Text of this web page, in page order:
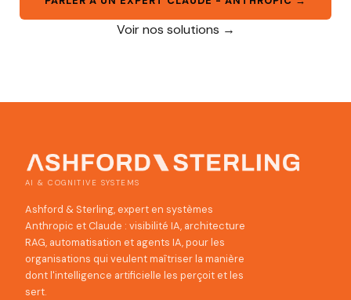
Voir nos solutions →
AI & COGNITIVE SYSTEMS
Ashford & Sterling, expert en systèmes
Anthropic et Claude : visibilité IA, architecture
RAG, automatisation et agents IA, pour les
organisations qui veulent maîtriser la manière
dont l'intelligence artificielle les perçoit et les
sert.